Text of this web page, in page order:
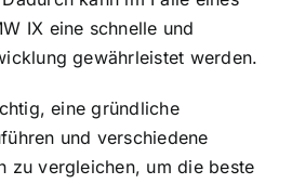
IX eine schnelle und
gewährleistet werden.
eine gründliche
und verschiedene
zu vergleichen, um die beste